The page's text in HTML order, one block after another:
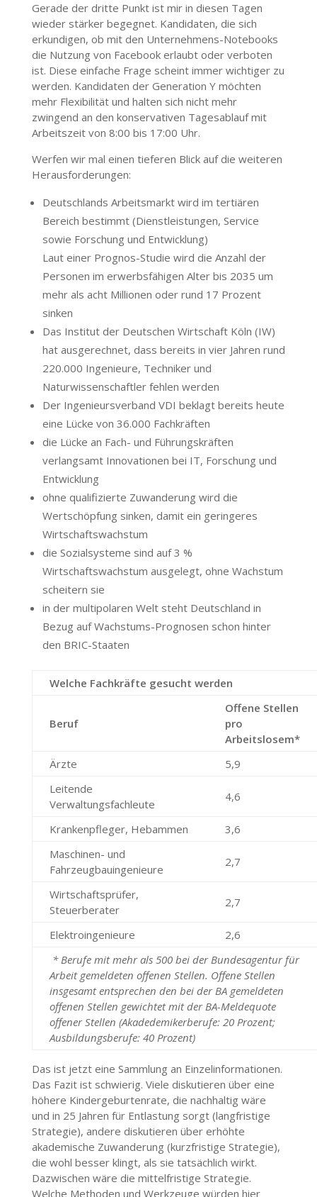
Gerade der dritte Punkt ist mir in diesen Tagen
wieder stärker begegnet. Kandidaten, die sich
erkundigen, ob mit den Unternehmens-Notebooks
die Nutzung von Facebook erlaubt oder verboten
ist. Diese einfache Frage scheint immer wichtiger zu
werden. Kandidaten der Generation Y möchten
mehr Flexibilität und halten sich nicht mehr
zwingend an den konservativen Tagesablauf mit
Arbeitszeit von 8:00 bis 17:00 Uhr.
Werfen wir mal einen tieferen Blick auf die weiteren
Herausforderungen:
Deutschlands Arbeitsmarkt wird im tertiären
Bereich bestimmt (Dienstleistungen, Service
sowie Forschung und Entwicklung)
Laut einer Prognos-Studie wird die Anzahl der
Personen im erwerbsfähigen Alter bis 2035 um
mehr als acht Millionen oder rund 17 Prozent
sinken
Das Institut der Deutschen Wirtschaft Köln (IW)
hat ausgerechnet, dass bereits in vier Jahren rund
220.000 Ingenieure, Techniker und
Naturwissenschaftler fehlen werden
Der Ingenieursverband VDI beklagt bereits heute
eine Lücke von 36.000 Fachkräften
die Lücke an Fach- und Führungskräften
verlangsamt Innovationen bei IT, Forschung und
Entwicklung
ohne qualifizierte Zuwanderung wird die
Wertschöpfung sinken, damit ein geringeres
Wirtschaftswachstum
die Sozialsysteme sind auf 3 %
Wirtschaftswachstum ausgelegt, ohne Wachstum
scheitern sie
in der multipolaren Welt steht Deutschland in
Bezug auf Wachstums-Prognosen schon hinter
den BRIC-Staaten
Welche Fachkräfte gesucht werden
Beruf
Offene Stellen
pro
Arbeitslosem*
Ärzte
5,9
Leitende
Verwaltungsfachleute
4,6
Krankenpfleger, Hebammen
3,6
Maschinen- und
Fahrzeugbauingenieure
2,7
Wirtschaftsprüfer,
Steuerberater
2,7
Elektroingenieure
2,6
* Berufe mit mehr als 500 bei der Bundesagentur für
Arbeit gemeldeten offenen Stellen. Offene Stellen
insgesamt entsprechen den bei der BA gemeldeten
offenen Stellen gewichtet mit der BA-Meldequote
offener Stellen (Akadedemikerberufe: 20 Prozent;
Ausbildungsberufe: 40 Prozent)
Das ist jetzt eine Sammlung an Einzelinformationen.
Das Fazit ist schwierig. Viele diskutieren über eine
höhere Kindergeburtenrate, die nachhaltig wäre
und in 25 Jahren für Entlastung sorgt (langfristige
Strategie), andere diskutieren über erhöhte
akademische Zuwanderung (kurzfristige Strategie),
die wohl besser klingt, als sie tatsächlich wirkt.
Dazwischen wäre die mittelfristige Strategie.
Welche Methoden und Werkzeuge würden hier